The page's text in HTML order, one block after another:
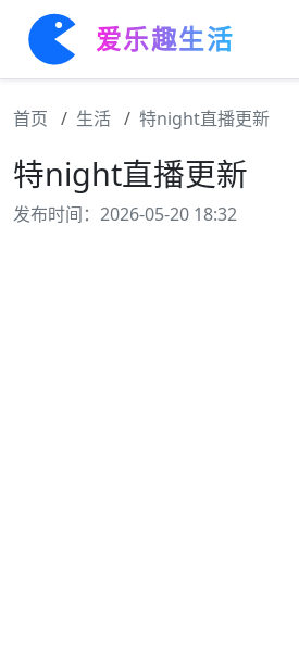
爱乐趣生活
首页 生活 特night直播更新
特night直播更新
发布时间：2026-05-20 18:32